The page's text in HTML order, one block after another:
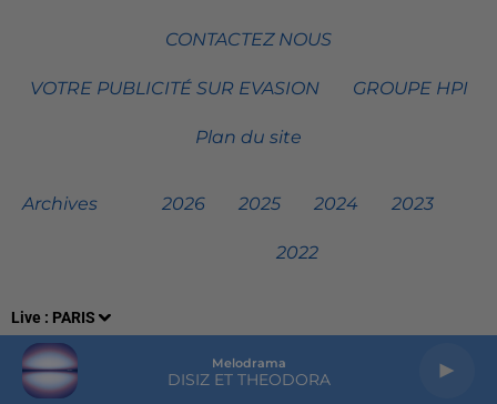
Live : PARIS
Melodrama
DISIZ ET THEODORA
CONTACTEZ NOUS
VOTRE PUBLICITÉ SUR EVASION GROUPE HPI
Plan du site
Archives 2026 2025 2024 2023
2022